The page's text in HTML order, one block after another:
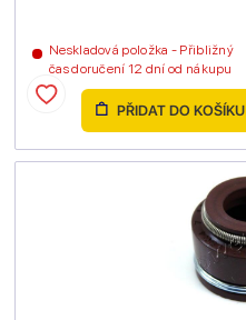
Neskladová položka - Přibližný
čas doručení 12 dní od nákupu
PŘIDAT DO KOŠÍKU